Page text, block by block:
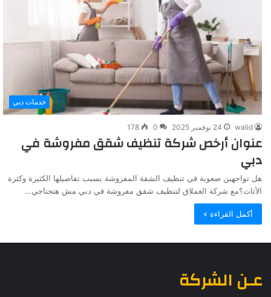
خدمات دبي
walid 24 نوفمبر 2025 0
178
عنوان أرخص شركة تنظيف شقق مفروشة في
دبي
هل تواجهين صعوبة في تنظيف الشقة المفروشة بسبب تفاصيلها الكثيرة وكثرة
الأثاث؟مع شركة العملاق لتنظيف شقق مفروشة في دبي مش هتحتاجي…
أكمل القراءة »
عـن الشركة